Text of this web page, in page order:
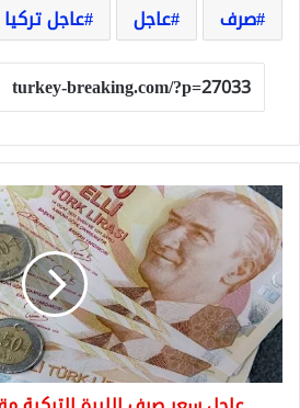
صرف
عاجل عاجل تركيا
عاجل
سعر
صرف
الليرة
التركية
مقابل
العملات
اليوم
الأربعاء